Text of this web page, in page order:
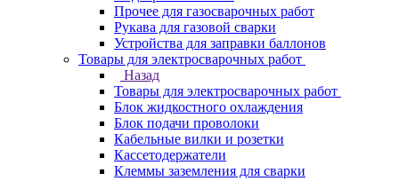
Прочее для газосварочных работ
Рукава для газовой сварки
Устройства для заправки баллонов
Товары для электросварочных работ
Назад
Товары для электросварочных работ
Блок жидкостного охлаждения
Блок подачи проволоки
Кабельные вилки и розетки
Кассетодержатели
Клеммы заземления для сварки